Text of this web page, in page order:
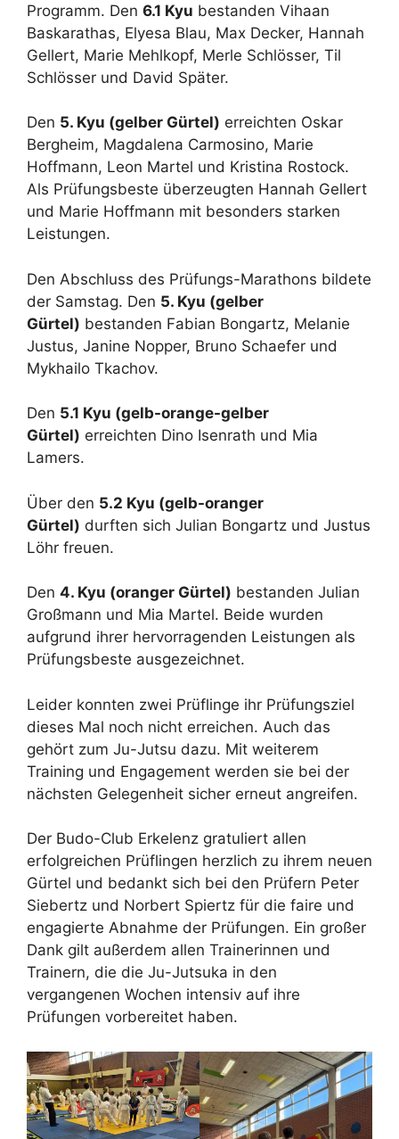
Programm. Den 6.1 Kyu bestanden Vihaan
Baskarathas, Elyesa Blau, Max Decker, Hannah
Gellert, Marie Mehlkopf, Merle Schlösser, Til
Schlösser und David Später.
Den 5. Kyu (gelber Gürtel) erreichten Oskar
Bergheim, Magdalena Carmosino, Marie
Hoffmann, Leon Martel und Kristina Rostock.
Als Prüfungsbeste überzeugten Hannah Gellert
und Marie Hoffmann mit besonders starken
Leistungen.
Den Abschluss des Prüfungs-Marathons bildete
der Samstag. Den 5. Kyu (gelber
Gürtel) bestanden Fabian Bongartz, Melanie
Justus, Janine Nopper, Bruno Schaefer und
Mykhailo Tkachov.
Den 5.1 Kyu (gelb-orange-gelber
Gürtel) erreichten Dino Isenrath und Mia
Lamers.
Über den 5.2 Kyu (gelb-oranger
Gürtel) durften sich Julian Bongartz und Justus
Löhr freuen.
Den 4. Kyu (oranger Gürtel) bestanden Julian
Großmann und Mia Martel. Beide wurden
aufgrund ihrer hervorragenden Leistungen als
Prüfungsbeste ausgezeichnet.
Leider konnten zwei Prüflinge ihr Prüfungsziel
dieses Mal noch nicht erreichen. Auch das
gehört zum Ju-Jutsu dazu. Mit weiterem
Training und Engagement werden sie bei der
nächsten Gelegenheit sicher erneut angreifen.
Der Budo-Club Erkelenz gratuliert allen
erfolgreichen Prüflingen herzlich zu ihrem neuen
Gürtel und bedankt sich bei den Prüfern Peter
Siebertz und Norbert Spiertz für die faire und
engagierte Abnahme der Prüfungen. Ein großer
Dank gilt außerdem allen Trainerinnen und
Trainern, die die Ju-Jutsuka in den
vergangenen Wochen intensiv auf ihre
Prüfungen vorbereitet haben.